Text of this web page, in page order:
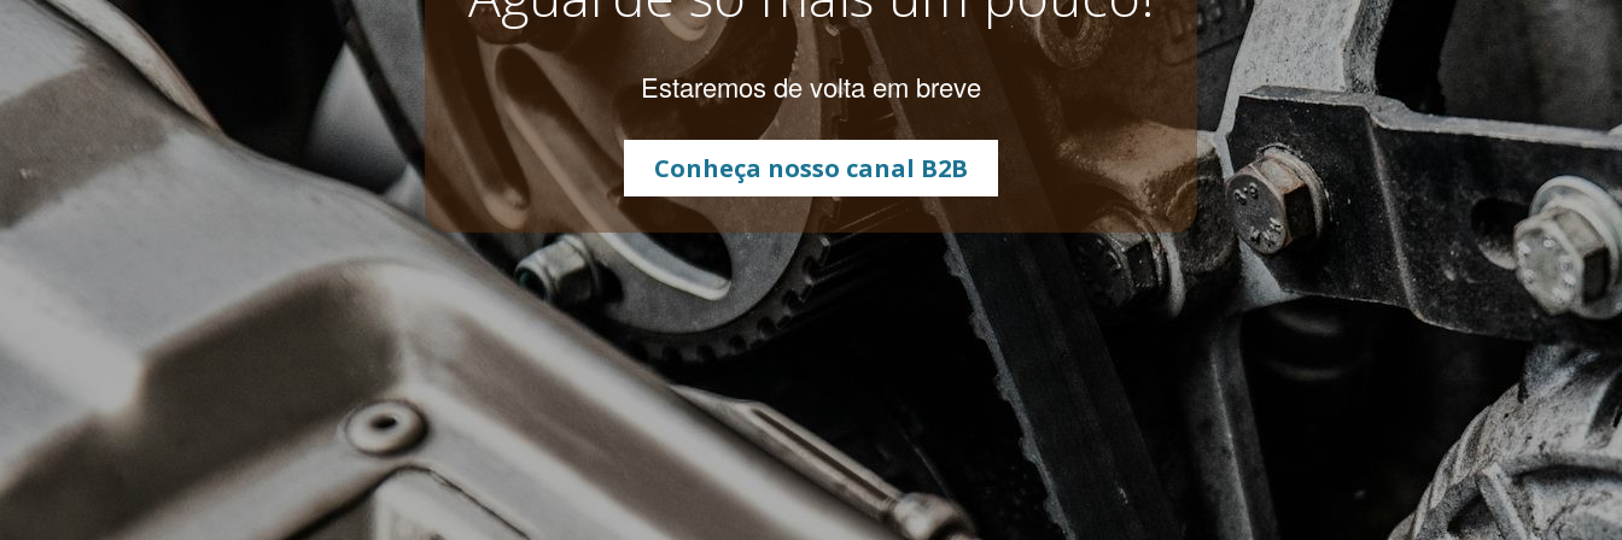
Estaremos de volta em breve
Conheça nosso canal B2B